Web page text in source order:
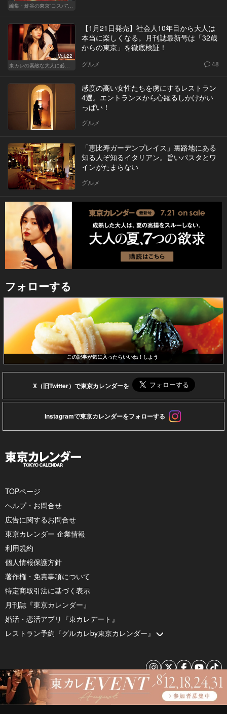
Vol.22
【1月21日発売】社会人10年目から大人は
本当に楽しくなる。月刊誌最新号は「32歳
からの東京」を徹底検証！
グルメ 48
感度の高い女性たちを虜にするレストラン
4選。エントランスから心躍るしかけがい
っぱい！
グルメ
「恵比寿ガーデンプレイス」裏路地にある
知る人ぞ知るイタリアン。旨いパスタとワ
インがたまらない
グルメ
フォローする
この記事が気に入ったらいいね！しよう
X（旧Twitter）で東京カレンダーを
Instagramで東京カレンダーをフォローする
TOPページ
ヘルプ・お問合せ
広告に関するお問合せ
東京カレンダー 企業情報
利用規約
個人情報保護方針
著作権・免責事項について
特定商取引法に基づく表示
月刊誌『東京カレンダー』
婚活・恋活アプリ『東カレデート』
レストラン予約『グルカレby東京カレンダー』
© 2026 by Tokyo Calendar, Inc.